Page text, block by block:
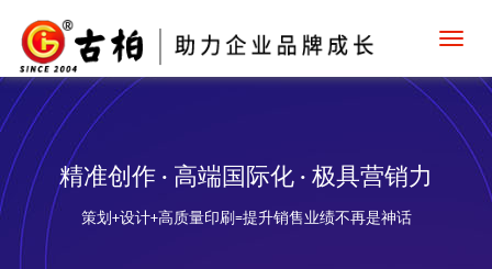
精准创作 · 高端国际化 · 极具营销力
策划+设计+高质量印刷=提升销售业绩不再是神话